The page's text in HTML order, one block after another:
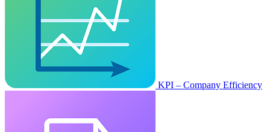
KPI – Company Efficiency